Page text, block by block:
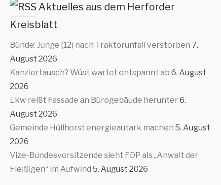
Aktuelles aus dem Herforder
Kreisblatt
Bünde: Junge (12) nach Traktorunfall verstorben 7.
August 2026
Kanzlertausch? Wüst wartet entspannt ab 6. August
2026
Lkw reißt Fassade an Bürogebäude herunter6.
August 2026
Gemeinde Hüllhorst energieautark machen 5. August
2026
Vize-Bundesvorsitzende sieht FDP als „Anwalt der
Fleißigen“ im Aufwind 5. August 2026